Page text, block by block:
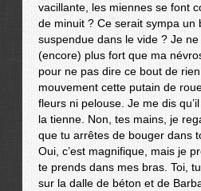
vacillante, les miennes se font
de minuit ? Ce serait sympa un
suspendue dans le vide ? Je
(encore) plus fort que ma
pour ne pas dire ce bout de
mouvement cette putain de
fleurs ni pelouse. Je me dis
la tienne. Non, tes mains, je
que tu arrêtes de bouger dans
Oui, c’est magnifique, mais je
te prends dans mes bras. Toi,
sur la dalle de béton et de